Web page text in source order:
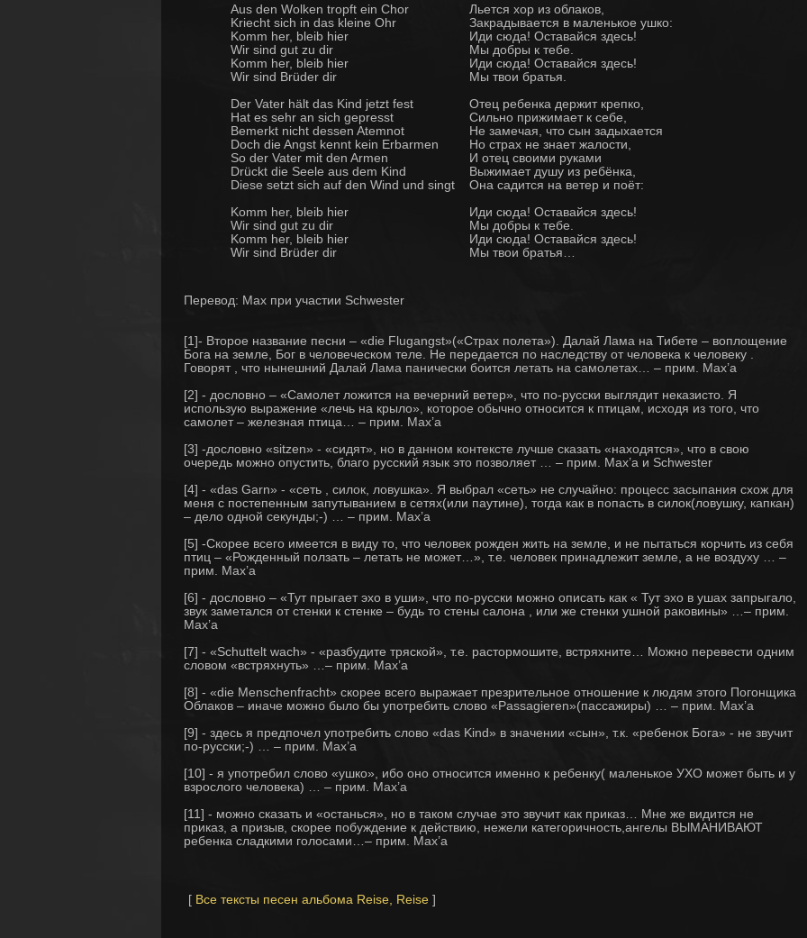
Aus den Wolken tropft ein Chor
Kriecht sich in das kleine Ohr
Komm her, bleib hier
Wir sind gut zu dir
Komm her, bleib hier
Wir sind Brüder dir
Der Vater hält das Kind jetzt fest
Hat es sehr an sich gepresst
Bemerkt nicht dessen Atemnot
Doch die Angst kennt kein Erbarmen
So der Vater mit den Armen
Drückt die Seele aus dem Kind
Diese setzt sich auf den Wind und singt
Komm her, bleib hier
Wir sind gut zu dir
Komm her, bleib hier
Wir sind Brüder dir
Льется хор из облаков,
Закрадывается в маленькое ушко:
Иди сюда! Оставайся здесь!
Мы добры к тебе.
Иди сюда! Оставайся здесь!
Мы твои братья.
Отец ребенка держит крепко,
Сильно прижимает к себе,
Не замечая, что сын задыхается
Но страх не знает жалости,
И отец своими руками
Выжимает душу из ребёнка,
Она садится на ветер и поёт:
Иди сюда! Оставайся здесь!
Мы добры к тебе.
Иди сюда! Оставайся здесь!
Мы твои братья…
Перевод: Max при участии Schwester
[1]- Второе название песни – «die Flugangst»(«Страх полета»). Далай Лама на Тибете – воплощение
Бога на земле, Бог в человеческом теле. Не передается по наследству от человека к человеку .
Говорят , что нынешний Далай Лама панически боится летать на самолетах… – прим. Max’a
[2] - дословно – «Самолет ложится на вечерний ветер», что по-русски выглядит неказисто. Я
использую выражение «лечь на крыло», которое обычно относится к птицам, исходя из того, что
самолет – железная птица… – прим. Max’a
[3] -дословно «sitzen» - «сидят», но в данном контексте лучше сказать «находятся», что в свою
очередь можно опустить, благо русский язык это позволяет … – прим. Max’a и Schwester
[4] - «das Garn» - «сеть , силок, ловушка». Я выбрал «сеть» не случайно: процесс засыпания схож для
меня с постепенным запутыванием в сетях(или паутине), тогда как в попасть в силок(ловушку, капкан)
– дело одной секунды;-) … – прим. Max’a
[5] -Скорее всего имеется в виду то, что человек рожден жить на земле, и не пытаться корчить из себя
птиц – «Рожденный ползать – летать не может…», т.е. человек принадлежит земле, а не воздуху … –
прим. Max’a
[6] - дословно – «Тут прыгает эхо в уши», что по-русски можно описать как « Тут эхо в ушах запрыгало,
звук заметался от стенки к стенке – будь то стены салона , или же стенки ушной раковины» …– прим.
Max’a
[7] - «Schuttelt wach» - «разбудите тряской», т.е. растормошите, встряхните… Можно перевести одним
словом «встряхнуть» …– прим. Max’a
[8] - «die Menschenfracht» скорее всего выражает презрительное отношение к людям этого Погонщика
Облаков – иначе можно было бы употребить слово «Passagieren»(пассажиры) … – прим. Max’a
[9] - здесь я предпочел употребить слово «das Kind» в значении «сын», т.к. «ребенок Бога» - не звучит
по-русски;-) … – прим. Max’a
[10] - я употребил слово «ушко», ибо оно относится именно к ребенку( маленькое УХО может быть и у
взрослого человека) … – прим. Max’a
[11] - можно сказать и «останься», но в таком случае это звучит как приказ… Мне же видится не
приказ, а призыв, скорее побуждение к действию, нежели категоричность,ангелы ВЫМАНИВАЮТ
ребенка сладкими голосами…– прим. Max’a
[ Все тексты песен альбома Reise, Reise ]